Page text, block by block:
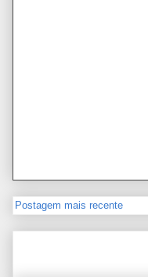
Postagem mais recente